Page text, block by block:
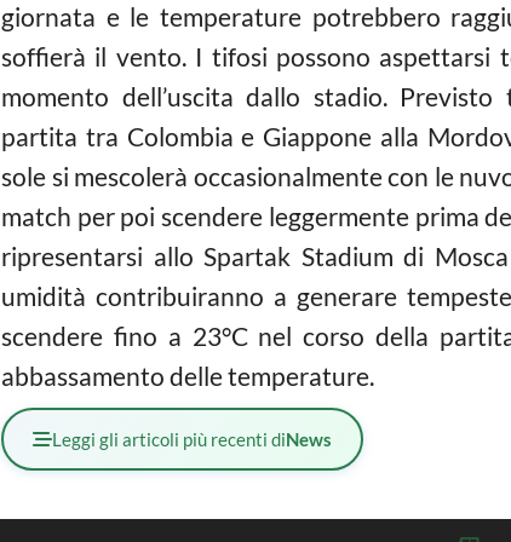
giornata e le temperature potrebbero
soffierà il vento. I tifosi possono aspettarsi
momento dell’uscita dallo stadio.
partita tra Colombia e Giappone alla
sole si mescolerà occasionalmente con le
match per poi scendere leggermente prima
ripresentarsi allo Spartak Stadium di
umidità contribuiranno a generare
scendere fino a 23°C nel corso della
abbassamento delle temperature.
Leggi gli articoli più recenti diNews